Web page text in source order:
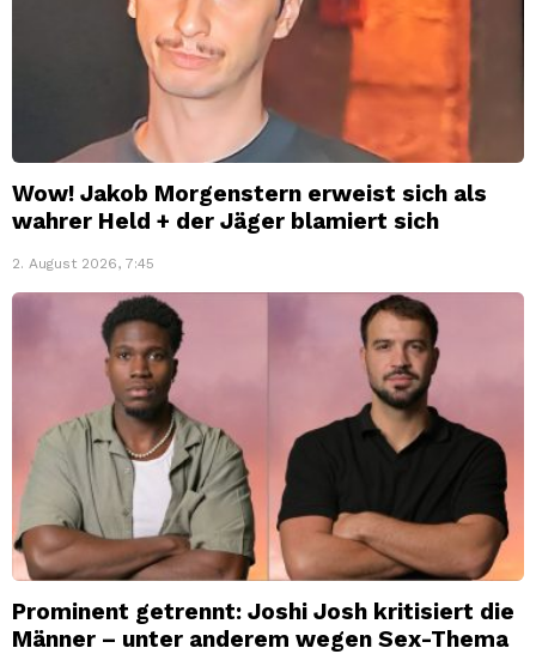
Wow! Jakob Morgenstern erweist sich als
wahrer Held + der Jäger blamiert sich
2. August 2026, 7:45
Prominent getrennt: Joshi Josh kritisiert die
Männer – unter anderem wegen Sex-Thema